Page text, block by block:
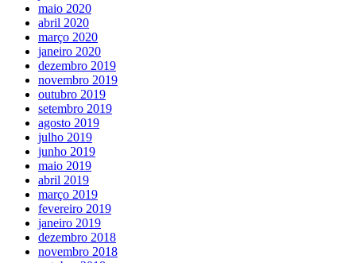
maio 2020
abril 2020
março 2020
janeiro 2020
dezembro 2019
novembro 2019
outubro 2019
setembro 2019
agosto 2019
julho 2019
junho 2019
maio 2019
abril 2019
março 2019
fevereiro 2019
janeiro 2019
dezembro 2018
novembro 2018